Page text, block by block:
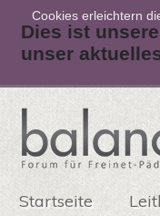
Dies ist
unser
Startseite
Cookies erleichtern